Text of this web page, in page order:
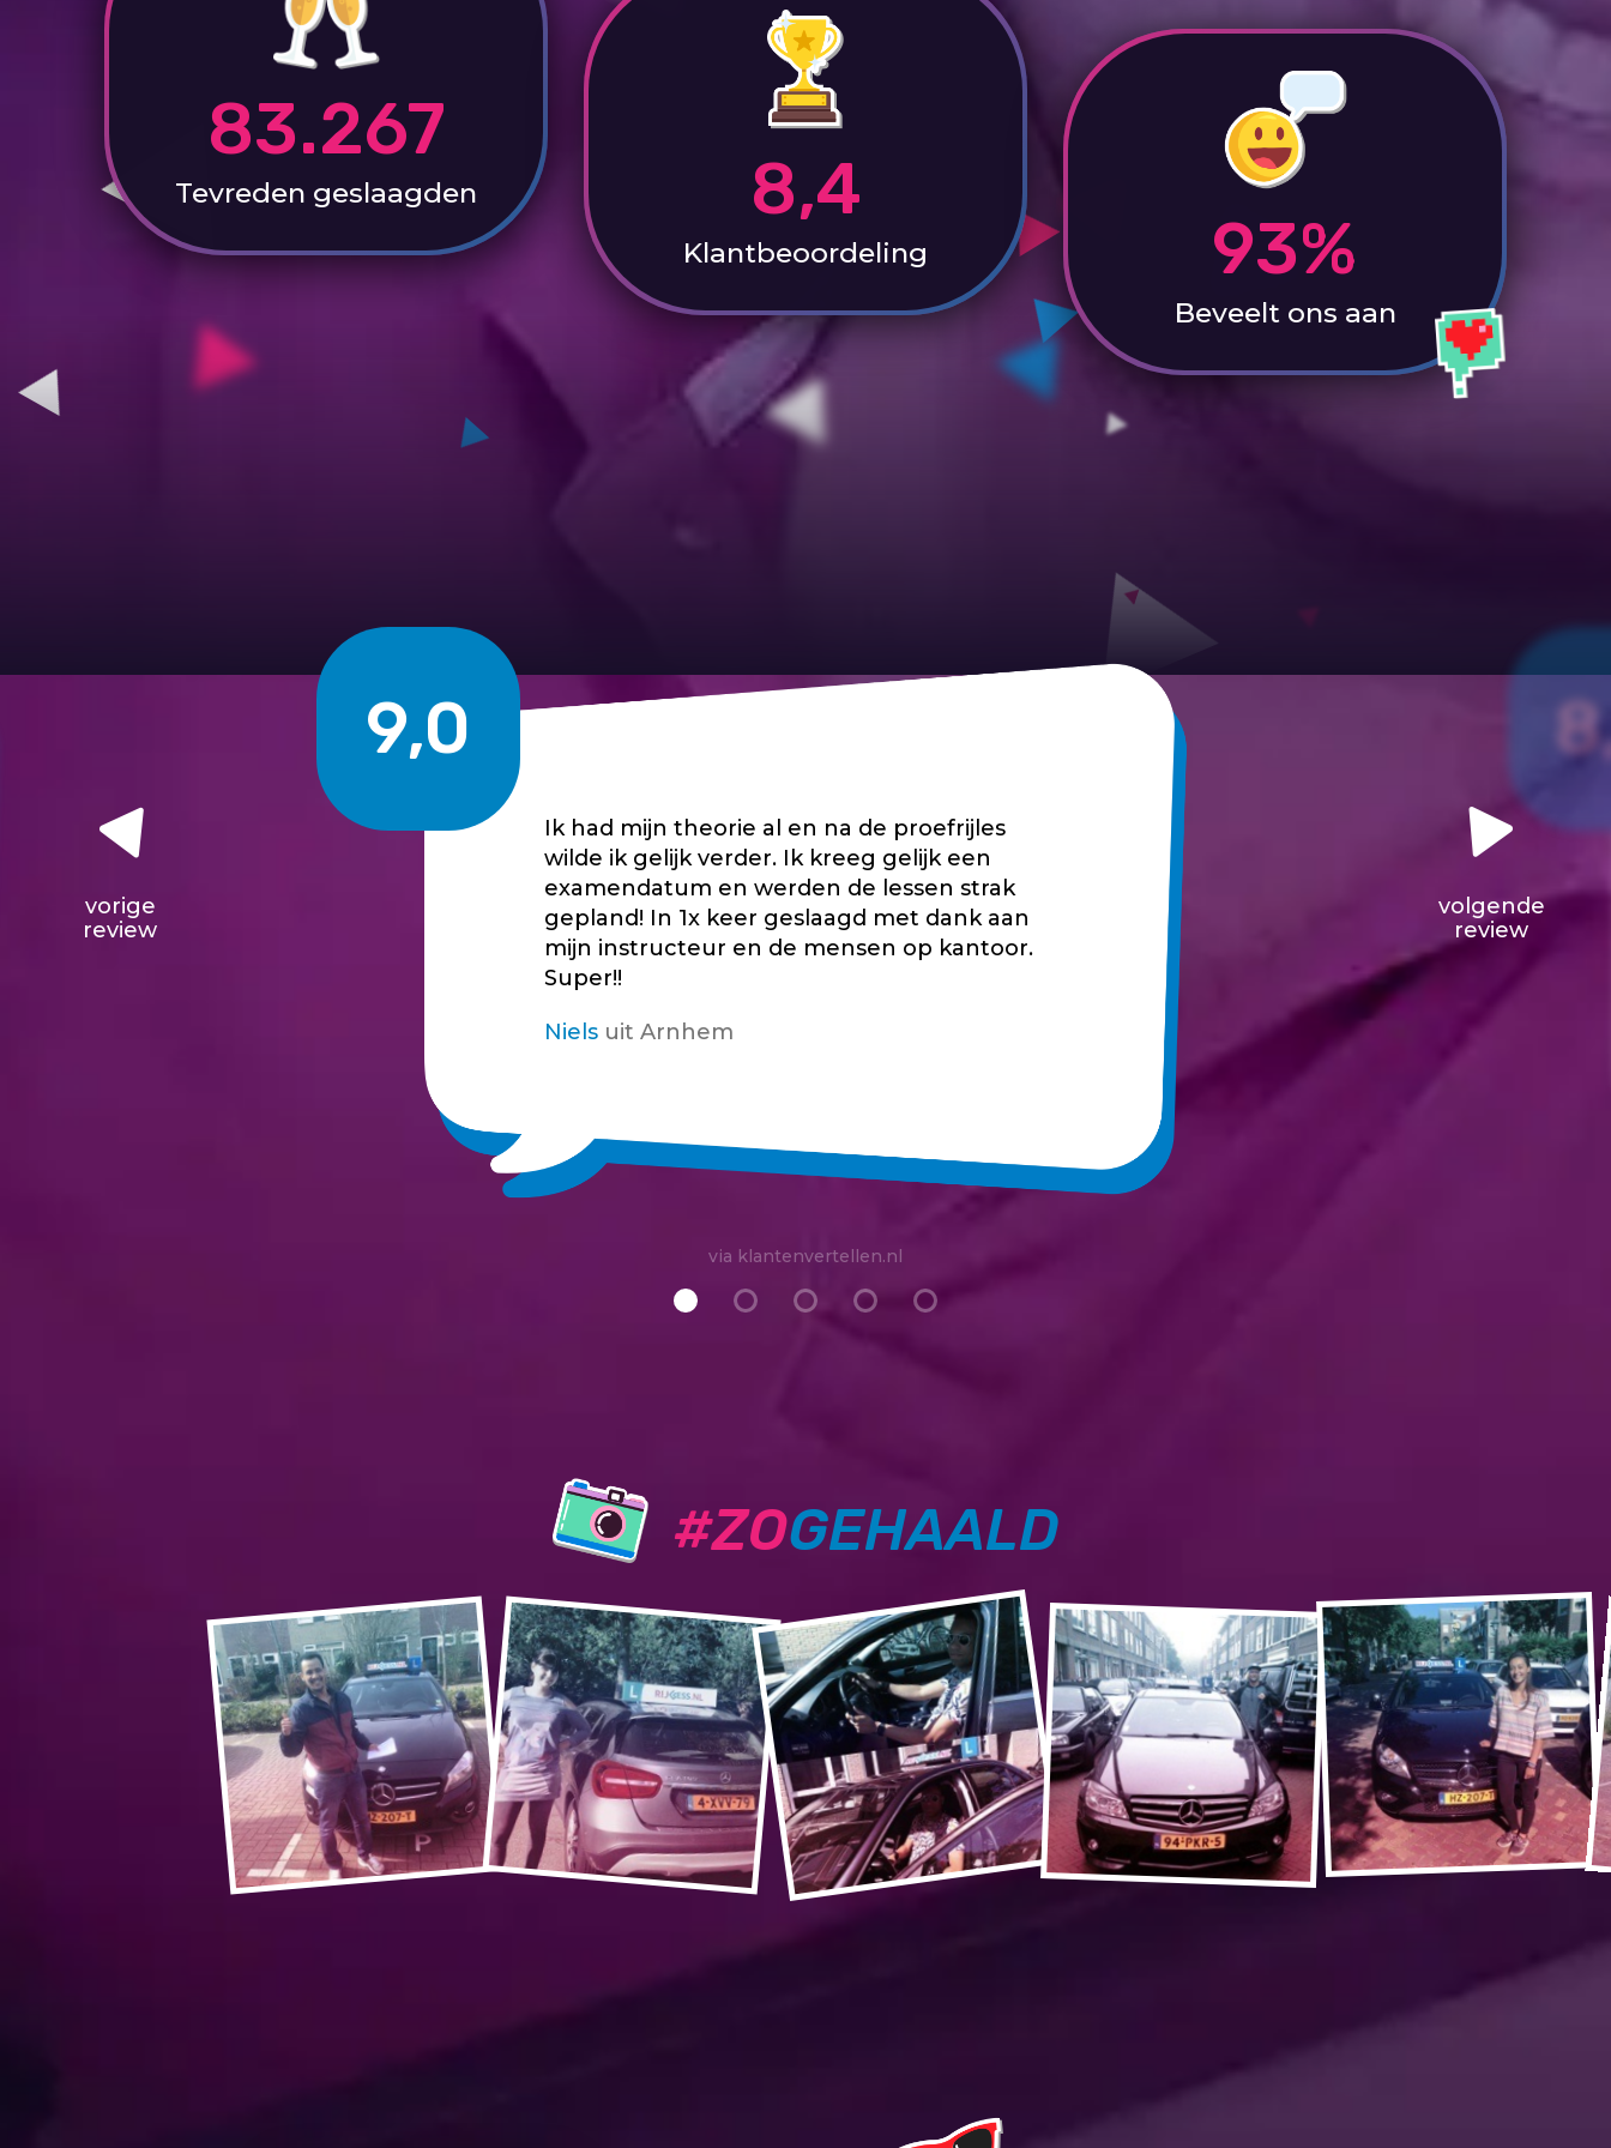
83.267
Tevreden geslaagden 8,4
Klantbeoordeling 93%
Beveelt ons aan
9,0
Ik had mijn theorie al en na de proefrijles
wilde ik gelijk verder. Ik kreeg gelijk een
examendatum en werden de lessen strak
gepland! In 1x keer geslaagd met dank aan
mijn instructeur en de mensen op kantoor.
Super!!
Niels uit Arnhem
vorige
review
volgende
review
via klantenvertellen.nl
#ZOGEHAALD